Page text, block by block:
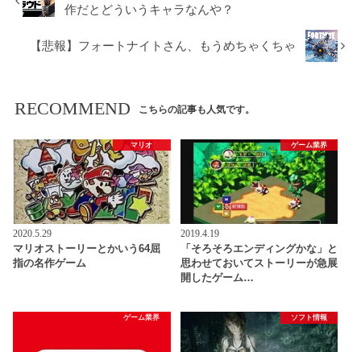
作だとどういうキャラなんや？
【悲報】フォートナイトさん、もうめちゃくちゃ
RECOMMEND こちらの記事も人気です。
マリオ
2020.5.29
マリオストーリーとかいう64屈
指の名作ゲーム
ゲーム業界
2019.4.19
「そろそろエンディングかな」と
思わせておいてストーリーが急展
開したゲーム…
ゲーム業界 ソフト情報